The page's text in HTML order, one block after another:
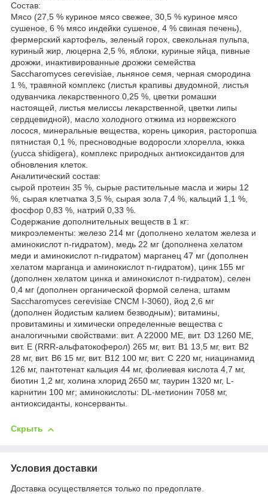
Состав:
Мясо (27,5 % куриное мясо свежее, 30,5 % куриное мясо
сушеное, 6 % мясо индейки сушеное, 4 % свиная печень),
фермерский картофель, зеленый горох, свекольная пульпа,
куриный жир, люцерна 2,5 %, яблоки, куриные яйца, пивные
дрожжи, инактивированные дрожжи семейства
Saccharomyces cerevisiae, льняное семя, черная смородина
1 %, травяной комплекс (листья крапивы двудомной, листья
одуванчика лекарственного 0,25 %, цветки ромашки
настоящей, листья мелиссы лекарственной, цветки липы
сердцевидной), масло холодного отжима из норвежского
лосося, минеральные вещества, корень цикория, расторопша
пятнистая 0,1 %, пресноводные водоросли хлорелла, юкка
(yucca shidigera), комплекс природных антиоксидантов для
обновления клеток.
Аналитический состав:
сырой протеин 35 %, сырые растительные масла и жиры 12
%, сырая клетчатка 3,5 %, сырая зола 7,4 %, кальций 1,1 %,
фосфор 0,83 %, натрий 0,33 %.
Содержание дополнительных веществ в 1 кг:
микроэлементы: железо 214 мг (дополнено хелатом железа и
аминокислот n-гидратом), медь 22 мг (дополнена хелатом
меди и аминокислот n-гидратом) марганец 47 мг (дополнен
хелатом марганца и аминокислот n-гидратом), цинк 155 мг
(дополнен хелатом цинка и аминокислот n-гидратом), селен
0,4 мг (дополнен органической формой селена, штамм
Saccharomyces cerevisiae CNCM I-3060), йод 2,6 мг
(дополнен йодистым калием безводным); витамины,
провитамины и химически определенные вещества с
аналогичными свойствами: вит. A 22000 ME, вит. D3 1260 МЕ,
вит. E (RRR-альфатокоферол) 265 мг, вит. B1 13,5 мг, вит. B2
28 мг, вит. B6 15 мг, вит. B12 100 мг, вит. С 220 мг, ниацинамид
126 мг, пантотенат кальция 44 мг, фолиевая кислота 4,7 мг,
биотин 1,2 мг, холина хлорид 2650 мг, таурин 1320 мг, L-
карнитин 100 мг; аминокислоты: DL-метионин 7058 мг,
антиоксиданты, консерванты.
Скрыть
Условия доставки
Доставка осуществляется только по предоплате.